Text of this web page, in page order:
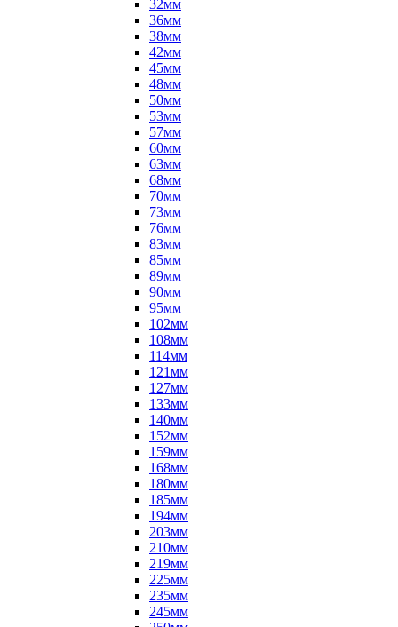
32мм
36мм
38мм
42мм
45мм
48мм
50мм
53мм
57мм
60мм
63мм
68мм
70мм
73мм
76мм
83мм
85мм
89мм
90мм
95мм
102мм
108мм
114мм
121мм
127мм
133мм
140мм
152мм
159мм
168мм
180мм
185мм
194мм
203мм
210мм
219мм
225мм
235мм
245мм